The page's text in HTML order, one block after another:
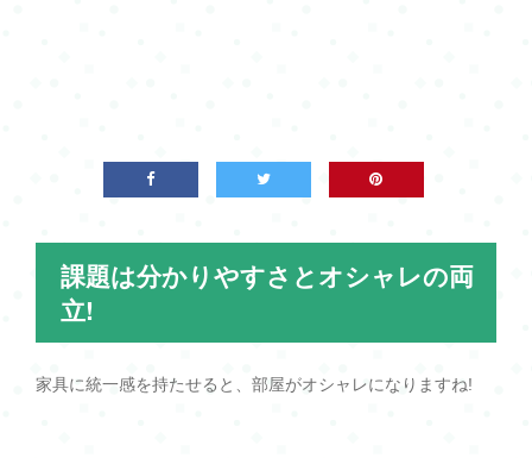
課題は分かりやすさとオシャレの両
立!
家具に統一感を持たせると、部屋がオシャレになりますね!